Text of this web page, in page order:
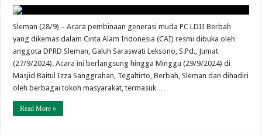
Sleman (28/9) – Acara pembinaan generasi muda PC LDII Berbah
yang dikemas dalam Cinta Alam Indonesia (CAI) resmi dibuka oleh
anggota DPRD Sleman, Galuh Saraswati Leksono, S.Pd., Jumat
(27/9/2024). Acara ini berlangsung hingga Minggu (29/9/2024) di
Masjid Baitul Izza Sanggrahan, Tegaltirto, Berbah, Sleman dan dihadiri
oleh berbagai tokoh masyarakat, termasuk …
Read More »